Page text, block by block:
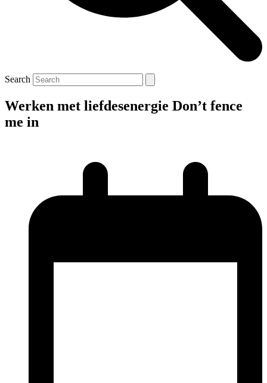
Search
Werken met liefdesenergie Don’t fence
me in